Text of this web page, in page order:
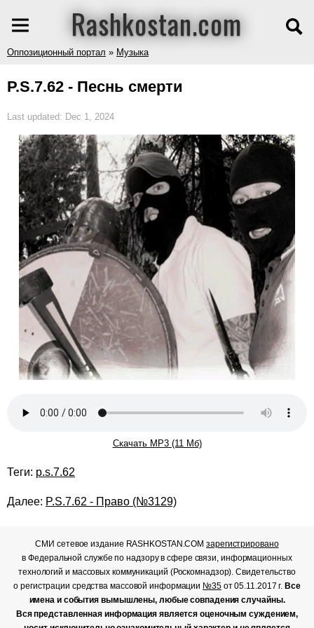
Rashkostan.com
Оппозиционный портал » Музыка
P.S.7.62 - Песнь смерти
Last updated: Dec 1, 2024
Скачать MP3 (11 Мб)
Теги: p.s.7.62
Далее: P.S.7.62 - Право (№3129)
СМИ сетевое издание RASHKOSTAN.COMзарегистрировано
в Федеральной службе по надзору в сфере связи, информационных
технологий и массовых коммуникаций (Роскомнадзор). Свидетельство
о регистрации средства массовой информации №35от 05.11.2017 г. Все
имена и события вымышлены, любые совпадения случайны.
Вся представленная информация является оценочным суждением,